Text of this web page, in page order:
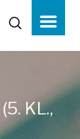
KL.,